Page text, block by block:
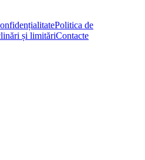
Politica de
și limităriContacte